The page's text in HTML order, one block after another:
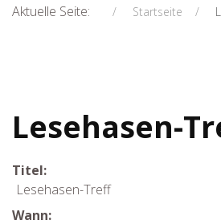
Aktuelle Seite: Startseite
Lesehasen-
Titel:
Lesehasen-Treff
Wann: